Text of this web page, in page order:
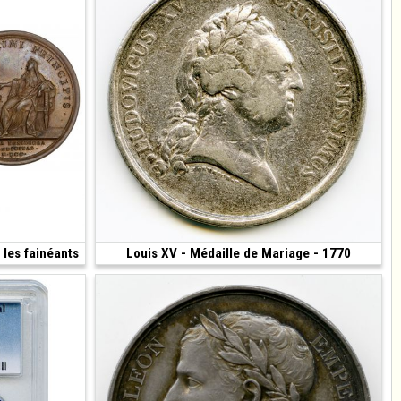
fainéants
180 € Louis XV - Médaille de Mariage - 1770
(1770 • 21.90 g • 37 mm)